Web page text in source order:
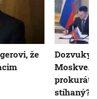
že
Dozvuky
Moskve.
stíhaný?